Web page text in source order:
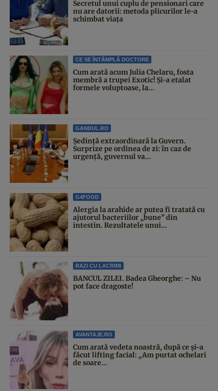
Secretul unui cuplu de pensionari care
nu are datorii: metoda plicurilor le-a
schimbat viața
CE SE ÎNTÂMPLĂ DOCTORE
Cum arată acum Julia Chelaru, fosta
membră a trupei Exotic! Și-a etalat
formele voluptoase, la...
GANDUL.RO
Şedinţă extraordinară la Guvern.
Surprize pe ordinea de zi: în caz de
urgență, guvernul va...
G4FOOD
Alergia la arahide ar putea fi tratată cu
ajutorul bacteriilor „bune” din
intestin. Rezultatele unui...
RAZI CU LACRIMI
BANCUL ZILEI. Badea Gheorghe: – Nu
pot face dragoste!
AVANTAJE.RO
Cum arată vedeta noastră, după ce și-a
făcut lifting facial: „Am purtat ochelari
de soare...